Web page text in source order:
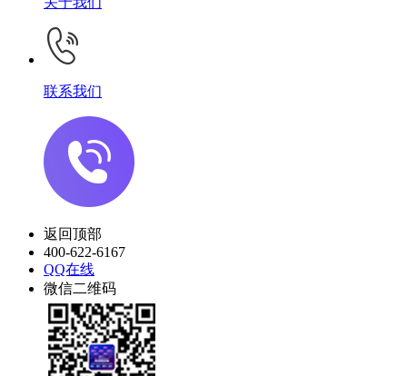
联系我们
返回顶部
400-622-6167
QQ在线
微信二维码